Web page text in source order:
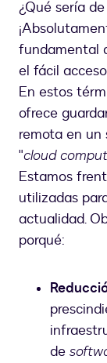
¿Qué sería
fundamental
el fácil
En estos
ofrece
remota en
"cloud
Estamos
utilizadas
actualidad.
porqué:
de